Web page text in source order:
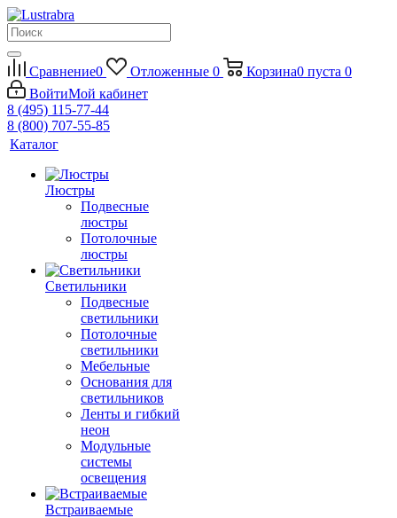
Сравнение0 Отложенные 0 Корзина0 пуста 0
ВойтиМой кабинет
8 (495) 115-77-44
8 (800) 707-55-85
Каталог
Люстры
Подвесные
люстры
Потолочные
люстры
Светильники
Подвесные
светильники
Потолочные
светильники
Мебельные
Основания для
светильников
Ленты и гибкий
неон
Модульные
системы
освещения
Встраиваемые